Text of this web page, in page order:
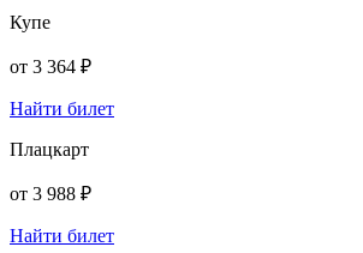
Купе
от 3 364 ₽
Найти билет
Плацкарт
от 3 988 ₽
Найти билет